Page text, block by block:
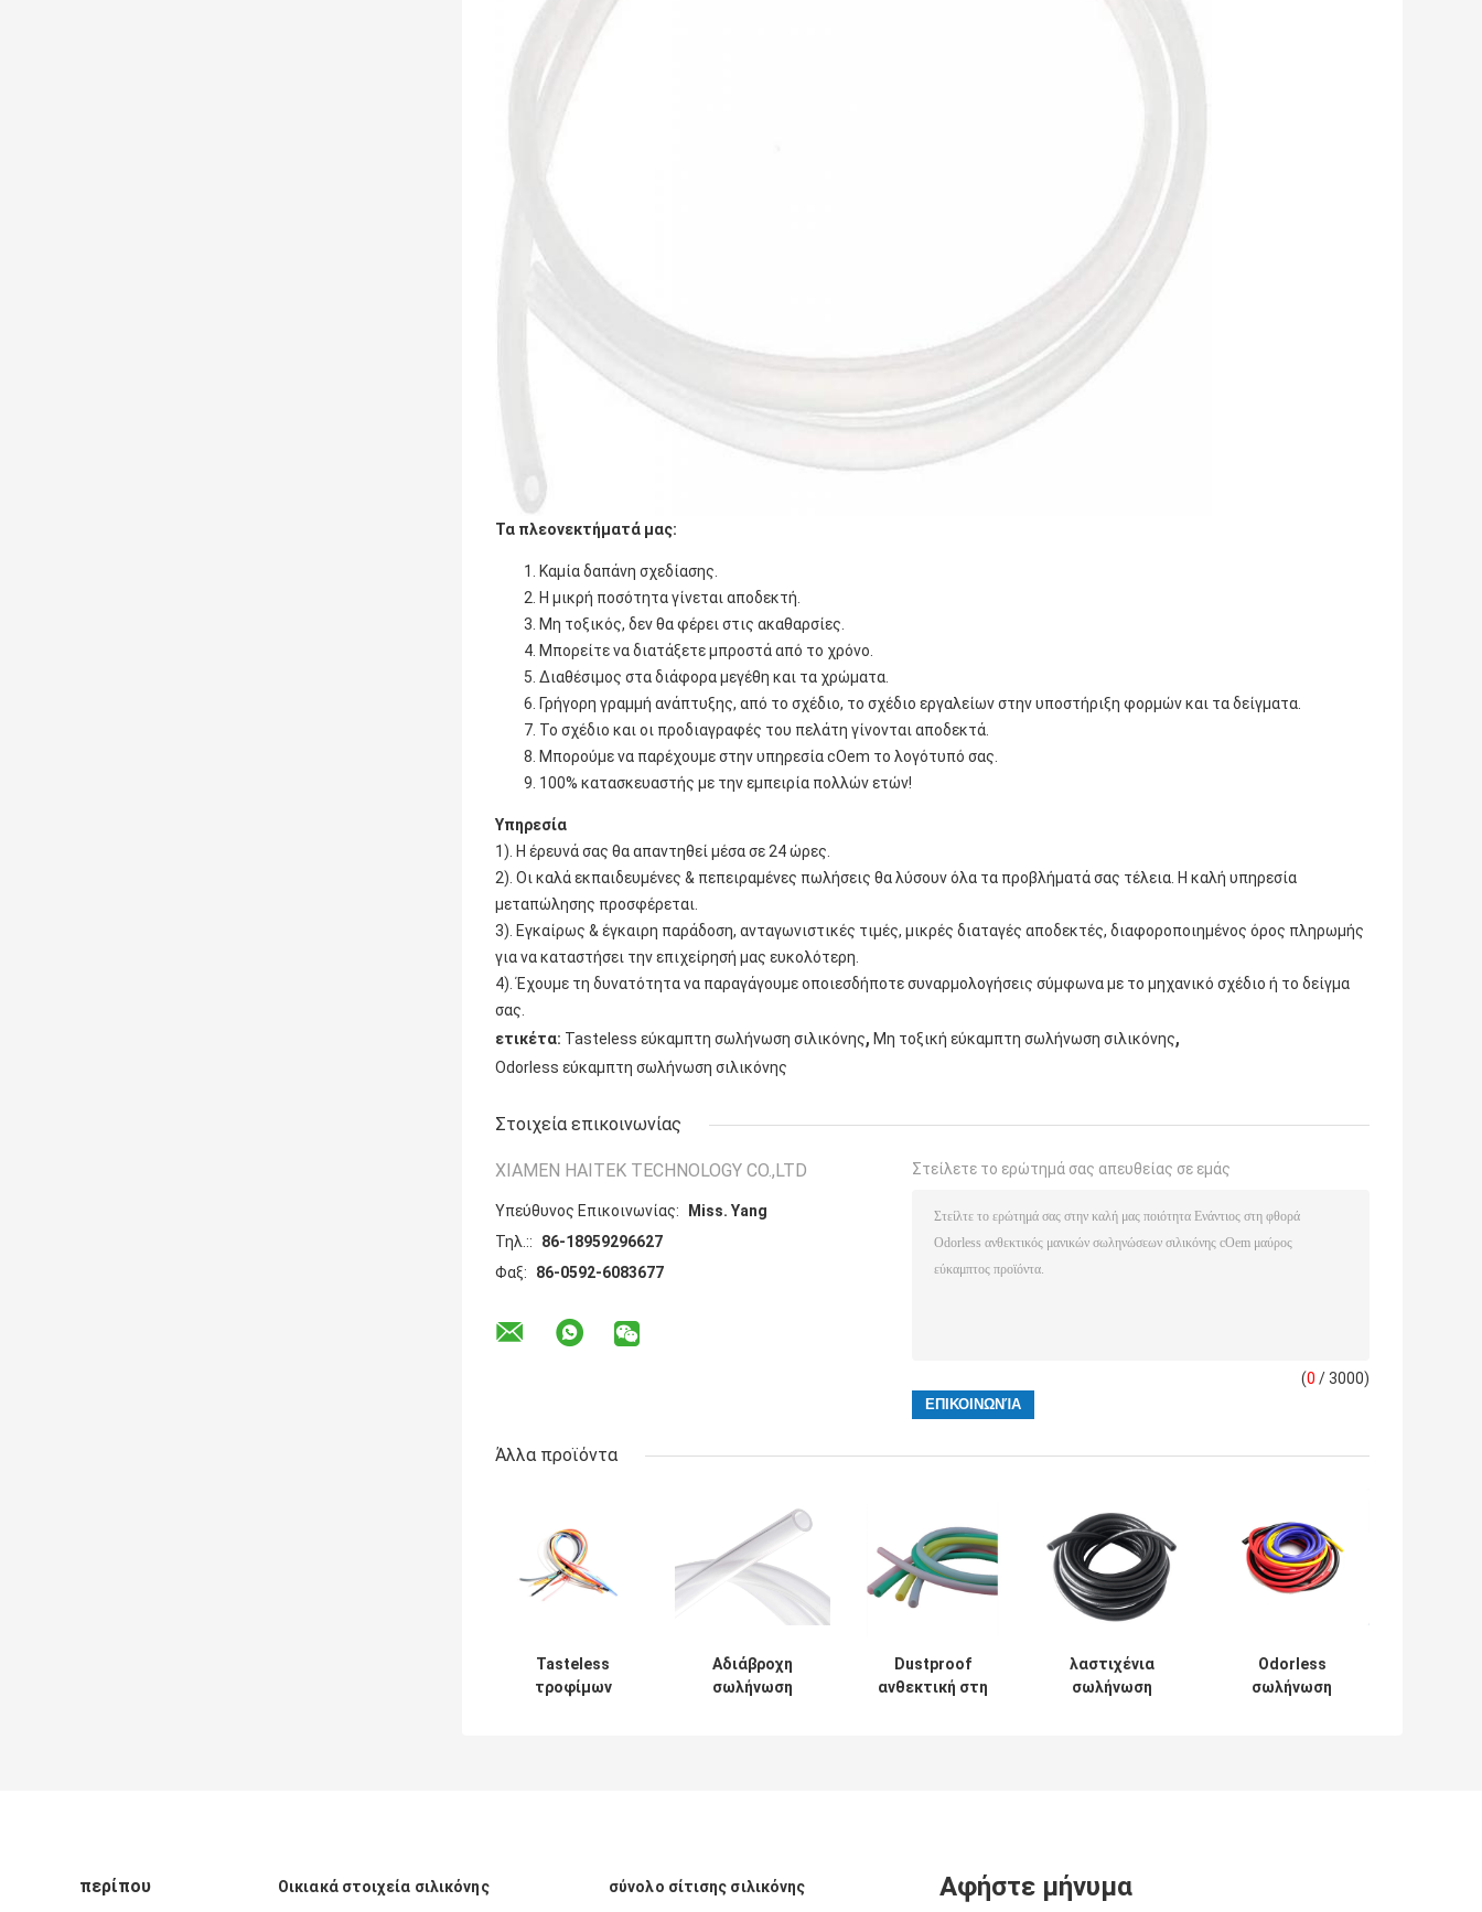
Τα πλεονεκτήματά μας:
Καμία δαπάνη σχεδίασης.
Η μικρή ποσότητα γίνεται αποδεκτή.
Μη τοξικός, δεν θα φέρει στις ακαθαρσίες.
Μπορείτε να διατάξετε μπροστά από το χρόνο.
Διαθέσιμος στα διάφορα μεγέθη και τα χρώματα.
Γρήγορη γραμμή ανάπτυξης, από το σχέδιο, το σχέδιο εργαλείων στην υποστήριξη φορμών και τα δείγματα.
Το σχέδιο και οι προδιαγραφές του πελάτη γίνονται αποδεκτά.
Μπορούμε να παρέχουμε στην υπηρεσία cOem το λογότυπό σας.
100% κατασκευαστής με την εμπειρία πολλών ετών!
Υπηρεσία
1). Η έρευνά σας θα απαντηθεί μέσα σε 24 ώρες.
2). Οι καλά εκπαιδευμένες & πεπειραμένες πωλήσεις θα λύσουν όλα τα προβλήματά σας τέλεια. Η καλή υπηρεσία
μεταπώλησης προσφέρεται.
3). Εγκαίρως & έγκαιρη παράδοση, ανταγωνιστικές τιμές, μικρές διαταγές αποδεκτές, διαφοροποιημένος όρος πληρωμής
για να καταστήσει την επιχείρησή μας ευκολότερη.
4). Έχουμε τη δυνατότητα να παραγάγουμε οποιεσδήποτε συναρμολογήσεις σύμφωνα με το μηχανικό σχέδιο ή το δείγμα
σας.
ετικέτα: Tasteless εύκαμπτη σωλήνωση σιλικόνης, Μη τοξική εύκαμπτη σωλήνωση σιλικόνης,
Odorless εύκαμπτη σωλήνωση σιλικόνης
Στοιχεία επικοινωνίας
XIAMEN HAITEK TECHNOLOGY CO.,LTD
Υπεύθυνος Επικοινωνίας:
Miss. Yang
Τηλ.::
86-18959296627
Φαξ:
86-0592-6083677
Στείλετε το ερώτημά σας απευθείας σε εμάς
(0 / 3000)
Άλλα προϊόντα
Tasteless
τροφίμων
Αδιάβροχη
σωλήνωση
Dustproof
ανθεκτική στη
λαστιχένια
σωλήνωση
Odorless
σωλήνωση
περίπου Οικιακά στοιχεία σιλικόνης σύνολο σίτισης σιλικόνης Αφήστε μήνυμα